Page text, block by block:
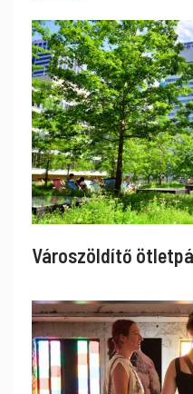
Városzöldítő